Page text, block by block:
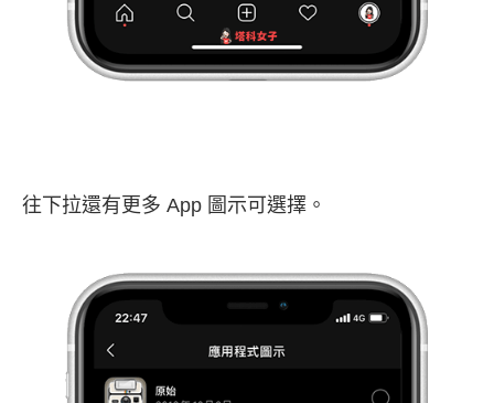
往下拉還有更多 App 圖示可選擇。